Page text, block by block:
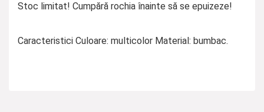
Stoc limitat! Cumpără rochia înainte să se epuizeze!
Caracteristici Culoare: multicolor Material: bumbac.